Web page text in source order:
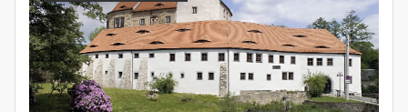
Weitere
Informationen
finden
Sie